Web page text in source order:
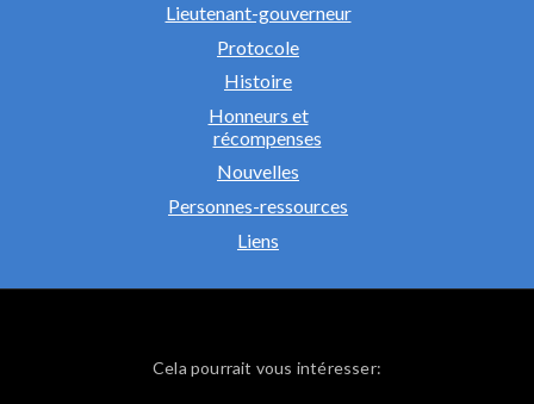
Lieutenant-gouverneur
Protocole
Histoire
Honneurs et
récompenses
Nouvelles
Personnes-ressources
Liens
Cela pourrait vous intéresser: